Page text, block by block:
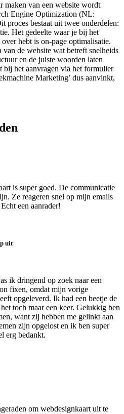
maken van een website wordt
Engine Optimization (NL:
proces bestaat uit twee onderdelen:
Het gedeelte waar je bij het
hebt is on-page optimalisatie.
de website wat betreft snelheids
en de juiste woorden laten
bij het aanvragen via het formulier
Marketing’ dus aanvinkt,
is super goed. De communicatie
Ze reageren snel op mijn emails
een aanrader!
uit
ik dringend op zoek naar een
fixen, omdat mijn vorige
opgeleverd. Ik had een beetje de
toch maar een keer. Gelukkig ben
want zij hebben me gelinkt aan
zijn opgelost en ik ben super
erg bedankt.
om webdesignkaart uit te